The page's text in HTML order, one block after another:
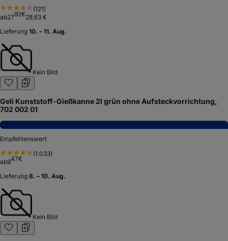
(121)
ab2792€28,63 €
Lieferung 10. – 11. Aug.
Kein Bild
Geli Kunststoff-Gießkanne 2l grün ohne Aufsteckvorrichtung,
702 002 01
7,8
Empfehlenswert
(1.033)
ab947€
Lieferung 8. – 10. Aug.
Kein Bild